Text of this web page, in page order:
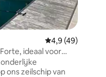
Gemiddelde
4,9 (49)
ideaal voor
ons zeilschip van